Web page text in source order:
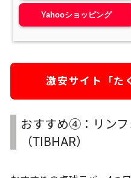
Yahooショッピング
激安サイト「た
おすすめ④：リンフ
（TIBHAR）